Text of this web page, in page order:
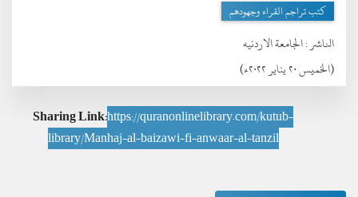
(الخميس ٢٠ يناير ٢٠٢٢ء)
الناشر :الجامعة الاردنيه
كتب تراجم القراء وجهودهم
Sharing Link:https://quranonlinelibrary.com/kutub-
library/Manhaj-al-baizawi-fi-anwaar-al-tanzil